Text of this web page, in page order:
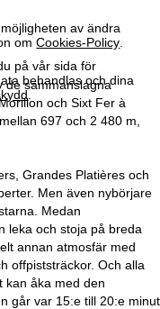
av ändra
omCookies-Policy.
på vår sida för
behandlas och dina
.
de sammanslagna
och Sixt Fer à
697 och 2 480 m,
Grandes Platières och
Men även nybörjare
Medan
leka och stoja på breda
annan atmosfär med
offpiststräckor. Och alla
kan åka med den
går var 15:e till 20:e minut